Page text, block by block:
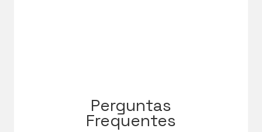
Perguntas
Frequentes